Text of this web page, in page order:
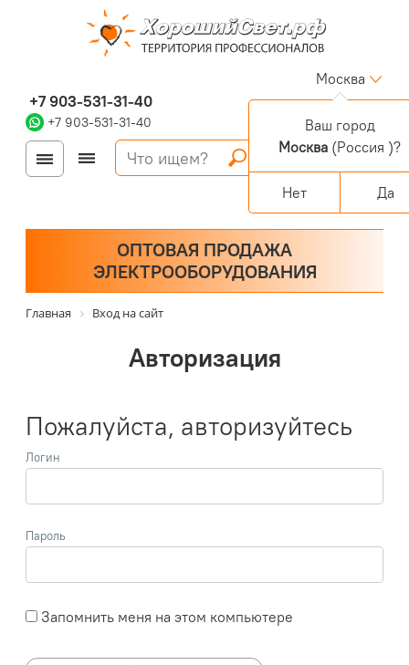
+7 903-531-31-40
+7 903-531-31-40
Москва
Войти
Регистрация
Корзина
0 позиций
Персональный раздел
ОПТОВАЯ ПРОДАЖА
ЭЛЕКТРООБОРУДОВАНИЯ
Главная Вход на сайт
Авторизация
Пожалуйста, авторизуйтесь
Логин
Пароль
Запомнить меня на этом компьютере
Ваш город
Москва (Россия )?
Нет Да